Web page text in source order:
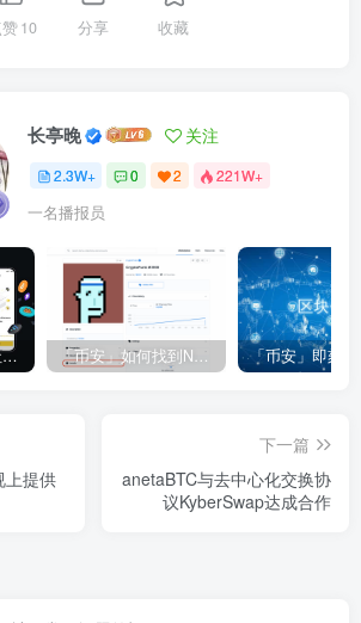
赞10 分享 收藏
长亭晚 关注
2.3W+ 0 2 221W+
一名播报员
币安Web3钱包 – 社区常见问题答疑 「币安」如何找到NFT合约地址？
上提供
下一篇
anetaBTC与去中心化交换协
议KyberSwap达成合作